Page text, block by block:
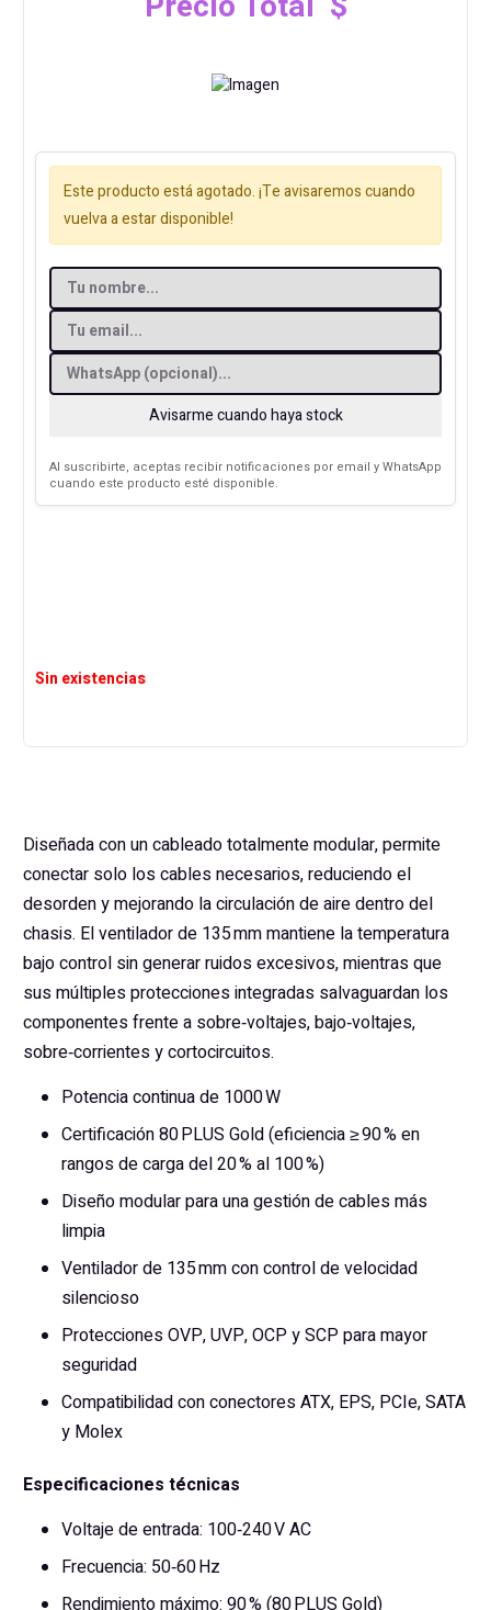
Este producto está agotado. ¡Te avisaremos cuando
vuelva a estar disponible!
Avisarme cuando haya stock
Al suscribirte, aceptas recibir notificaciones por email y WhatsApp
cuando este producto esté disponible.
Sin existencias
Diseñada con un cableado totalmente modular, permite
conectar solo los cables necesarios, reduciendo el
desorden y mejorando la circulación de aire dentro del
chasis. El ventilador de 135 mm mantiene la temperatura
bajo control sin generar ruidos excesivos, mientras que
sus múltiples protecciones integradas salvaguardan los
componentes frente a sobre‑voltajes, bajo‑voltajes,
sobre‑corrientes y cortocircuitos.
Potencia continua de 1000 W
Certificación 80 PLUS Gold (eficiencia ≥ 90 % en
rangos de carga del 20 % al 100 %)
Diseño modular para una gestión de cables más
limpia
Ventilador de 135 mm con control de velocidad
silencioso
Protecciones OVP, UVP, OCP y SCP para mayor
seguridad
Compatibilidad con conectores ATX, EPS, PCIe, SATA
y Molex
Especificaciones técnicas
Voltaje de entrada: 100‑240 V AC
Frecuencia: 50‑60 Hz